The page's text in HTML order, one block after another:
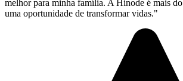
melhor para minha família. A Hinode é mais
uma oportunidade de transformar vidas."